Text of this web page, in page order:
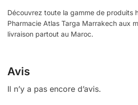
Découvrez toute la gamme de produits
Pharmacie Atlas Targa Marrakech aux
livraison partout au Maroc.
Avis
Il n’y a pas encore d’avis.